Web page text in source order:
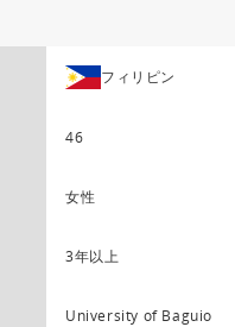
フィリピン
46
女性
3年以上
University of Baguio